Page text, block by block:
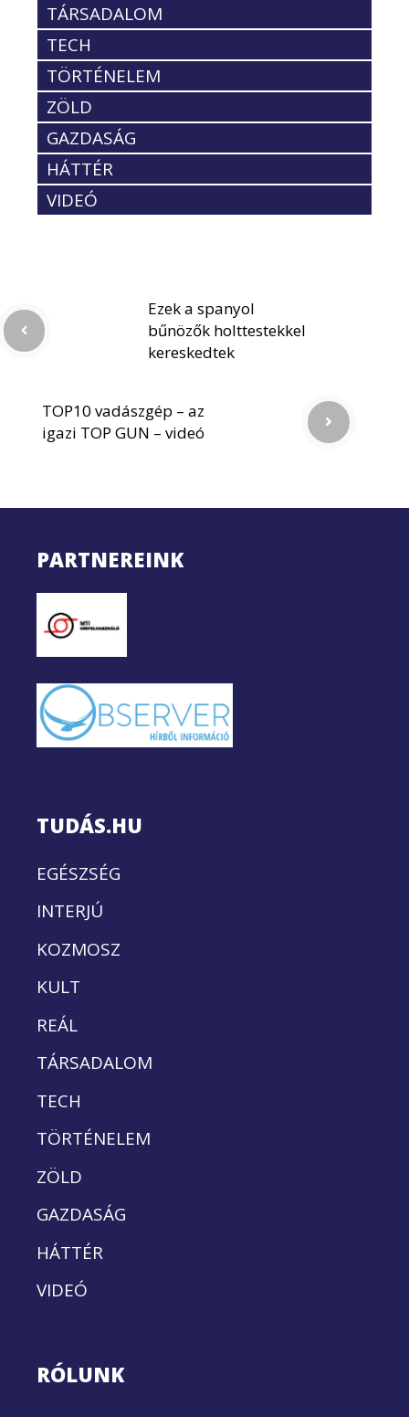
TÁRSADALOM
TECH
TÖRTÉNELEM
ZÖLD
GAZDASÁG
HÁTTÉR
VIDEÓ
Ezek a spanyol
bűnözők holttestekkel
kereskedtek
TOP10 vadászgép – az
igazi TOP GUN – videó
PARTNEREINK
TUDÁS.HU
EGÉSZSÉG
INTERJÚ
KOZMOSZ
KULT
REÁL
TÁRSADALOM
TECH
TÖRTÉNELEM
ZÖLD
GAZDASÁG
HÁTTÉR
VIDEÓ
RÓLUNK